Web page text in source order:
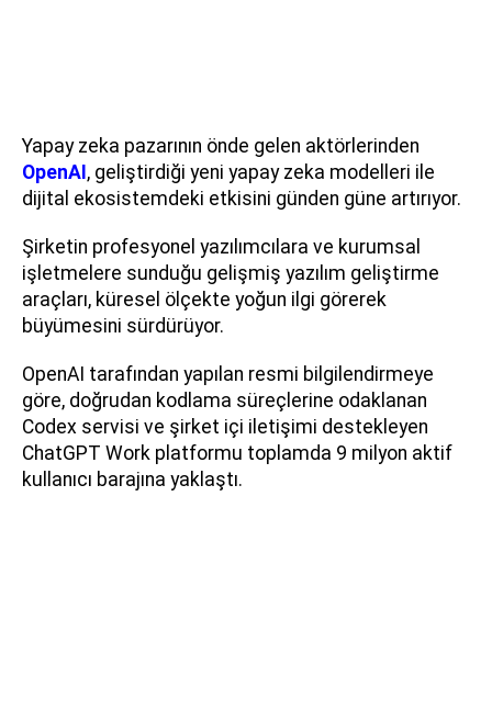
Yapay zeka pazarının önde gelen aktörlerinden
OpenAI, geliştirdiği yeni yapay zeka modelleri ile
dijital ekosistemdeki etkisini günden güne artırıyor.
Şirketin profesyonel yazılımcılara ve kurumsal
işletmelere sunduğu gelişmiş yazılım geliştirme
araçları, küresel ölçekte yoğun ilgi görerek
büyümesini sürdürüyor.
OpenAI tarafından yapılan resmi bilgilendirmeye
göre, doğrudan kodlama süreçlerine odaklanan
Codex servisi ve şirket içi iletişimi destekleyen
ChatGPT Work platformu toplamda 9 milyon aktif
kullanıcı barajına yaklaştı.